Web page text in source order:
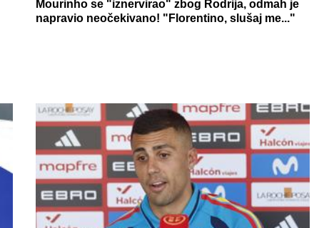
Mourinho se "iznervirao" zbog Rodrija, odmah je
napravio neočekivano! "Florentino, slušaj me..."